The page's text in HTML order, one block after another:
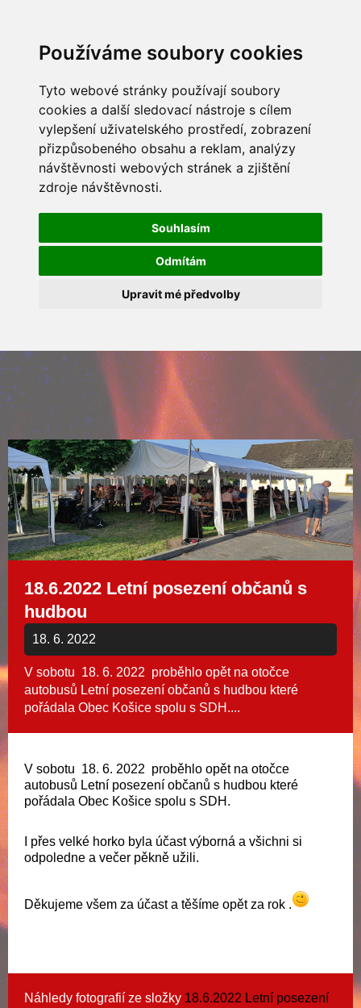
Používáme soubory cookies
Tyto webové stránky používají soubory
cookies a další sledovací nástroje s cílem
vylepšení uživatelského prostředí, zobrazení
přizpůsobeného obsahu a reklam, analýzy
návštěvnosti webových stránek a zjištění
zdroje návštěvnosti.
Souhlasím
Odmítám
Upravit mé předvolby
18.6.2022 Letní posezení občanů s
hudbou
18. 6. 2022
V sobotu 18. 6. 2022 proběhlo opět na otočce
autobusů Letní posezení občanů s hudbou které
pořádala Obec Košice spolu s SDH....
V sobotu 18. 6. 2022 proběhlo opět na otočce
autobusů Letní posezení občanů s hudbou které
pořádala Obec Košice spolu s SDH.
I přes velké horko byla účast výborná a všichni si
odpoledne a večer pěkně užili.
Děkujeme všem za účast a těšíme opět za rok .
Náhledy fotografií ze složky 18.6.2022 Letní posezení